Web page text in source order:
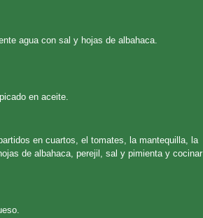
agua con sal y hojas de albahaca.
en aceite.
en cuartos, el tomates, la mantequilla, la
de albahaca, perejil, sal y pimienta y cocinar